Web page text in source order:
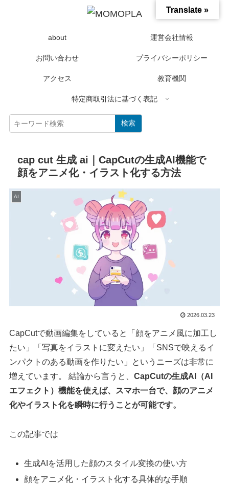
about 運営会社情報
お問い合わせ プライバシーポリシー
アクセス 教育機関
特定商取引法に基づく表記
検索
cap cut 生成 ai｜CapCutの生成AI機能で
顔をアニメ化・イラスト化する方法
AI
2026.03.23
CapCutで動画編集をしていると「顔をアニメ風に加工し
たい」「写真をイラストに変えたい」「SNSで映えるイ
ンパクトのある動画を作りたい」というニーズは非常に
増えています。 結論から言うと、CapCutの生成AI（AI
エフェクト）機能を使えば、スマホ一台で、顔のアニメ
化やイラスト化を瞬時に行うことが可能です。
この記事では
生成AIを活用した顔のスタイル変換の使い方
顔をアニメ化・イラスト化する具体的な手順
Translate »